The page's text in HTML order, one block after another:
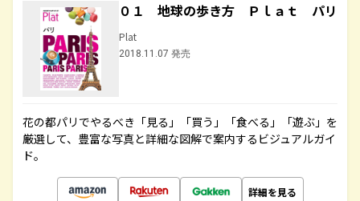
０１ 地球の歩き方 Ｐｌａｔ パリ
Plat
2018.11.07 発売
花の都パリでやるべき「見る」「買う」「食べる」「遊ぶ」を
厳選して、豊富な写真と詳細な図解で案内するビジュアルガイ
ド。
詳細を見る